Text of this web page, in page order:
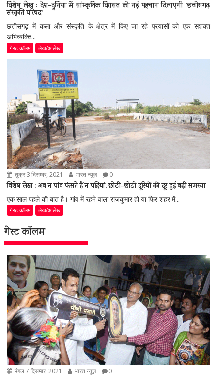
विशेष लेख : देश-दुनिया में सांस्कृतिक विरासत को नई पहचान दिलाएगी ’छत्तीसगढ़
संस्कृति परिषद’
छत्तीसगढ़ में कला और संस्कृति के क्षेत्र में किए जा रहे प्रयासों को एक सशक्त
अभिव्यक्ति...
गेस्ट कॉलम लेख/आलेख
शुक्र 3 दिसम्बर, 2021 भारत न्यूज़ 0
विशेष लेख : अब न पांव फंसते हैं न पहियां, छोटी-छोटी दूरियों की दूर हुई बड़ी समस्या
एक साल पहले की बात है। गांव में रहने वाला राजकुमार हो या फिर शहर में...
गेस्ट कॉलम लेख/आलेख
गेस्ट कॉलम
मंगल 7 दिसम्बर, 2021 भारत न्यूज़ 0